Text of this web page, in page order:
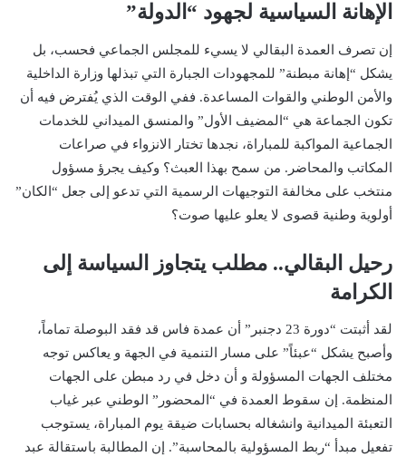
الإهانة السياسية لجهود “الدولة”
إن تصرف العمدة البقالي لا يسيء للمجلس الجماعي فحسب، بل
يشكل “إهانة مبطنة” للمجهودات الجبارة التي تبذلها وزارة الداخلية
والأمن الوطني والقوات المساعدة. ففي الوقت الذي يُفترض فيه أن
تكون الجماعة هي “المضيف الأول” والمنسق الميداني للخدمات
الجماعية المواكبة للمباراة، نجدها تختار الانزواء في صراعات
المكاتب والمحاضر. من سمح بهذا العبث؟ وكيف يجرؤ مسؤول
منتخب على مخالفة التوجيهات الرسمية التي تدعو إلى جعل “الكان”
أولوية وطنية قصوى لا يعلو عليها صوت؟
رحيل البقالي.. مطلب يتجاوز السياسة إلى
الكرامة
لقد أثبتت “دورة 23 دجنبر” أن عمدة فاس قد فقد البوصلة تماماً،
وأصبح يشكل “عبئاً” على مسار التنمية في الجهة و يعاكس توجه
مختلف الجهات المسؤولة و أن دخل في رد مبطن على الجهات
المنظمة. إن سقوط العمدة في “المحضور” الوطني عبر غياب
التعبئة الميدانية وانشغاله بحسابات ضيقة يوم المباراة، يستوجب
تفعيل مبدأ “ربط المسؤولية بالمحاسبة”. إن المطالبة باستقالة عبد